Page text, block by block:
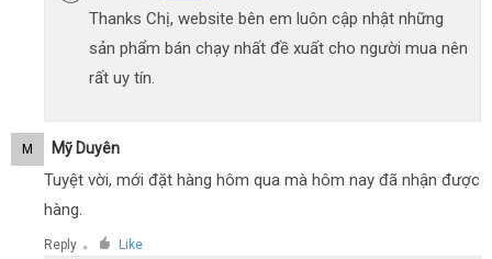
Thanks Chị, website bên em luôn cập nhật những
sản phẩm bán chạy nhất đề xuất cho người mua nên
rất uy tín.
M Mỹ Duyên
Tuyệt vời, mới đặt hàng hôm qua mà hôm nay đã nhận được
hàng.
Reply ● Like